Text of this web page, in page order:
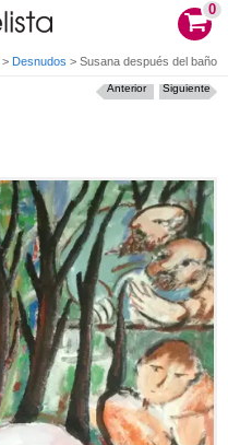
0
> Desnudos > Susana después del baño
Siguiente
Anterior